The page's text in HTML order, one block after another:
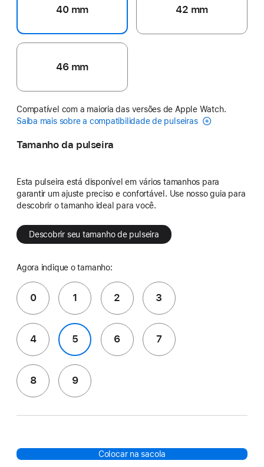
40 mm 42 mm
46 mm
Compatível com a maioria das versões de Apple Watch.
Saiba mais sobre a compatibilidade de pulseiras
Tamanho da pulseira
Esta pulseira está disponível em vários tamanhos para
garantir um ajuste preciso e confortável. Use nosso guia para
descobrir o tamanho ideal para você.
Descobrir seu tamanho de pulseira
Agora indique o tamanho:
0 1 2 3
4 5 6 7
8 9
Colocar na sacola